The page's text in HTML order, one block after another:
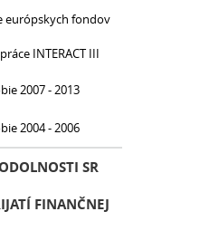
európskych fondov
INTERACT III
2007 - 2013
2004 - 2006
SR
FINANČNEJ